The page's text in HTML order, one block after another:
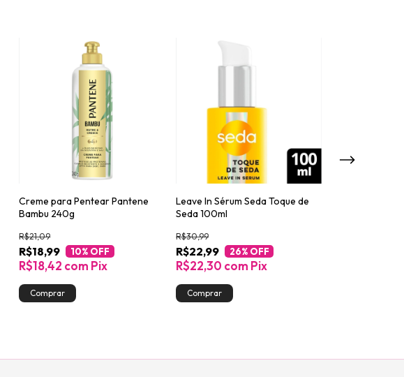
Creme para Pentear Pantene
Bambu 240g
R$18,99
R$21,09
10% OFF
R$18,42 com Pix
Leave In Sérum Seda Toque de
Seda 100ml
R$22,99
R$30,99
26% OFF
R$22,30 com Pix